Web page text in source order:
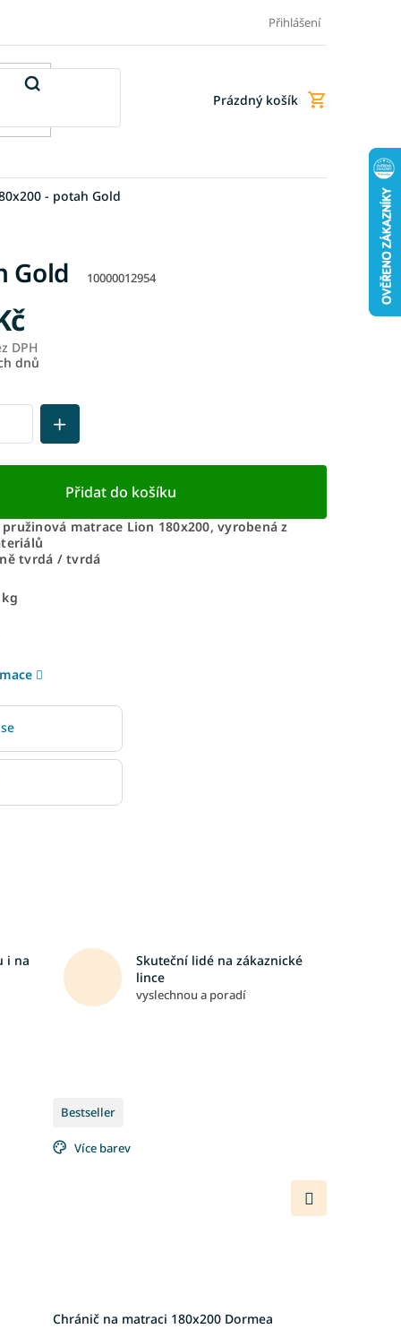
Obchodní podmínky
Přihlášení
Nákupní
Prázdný košík
- potah Gold
Gold 10000012954
DPH
dnů
Přidat do košíku
matrace Lion 180x200, vyrobená z
tvrdá / tvrdá
i na
Skuteční lidé na zákaznické
lince
vyslechnou a poradí
Bestseller
Více barev
Chránič na matraci 180x200 Dormea
Další
produkt